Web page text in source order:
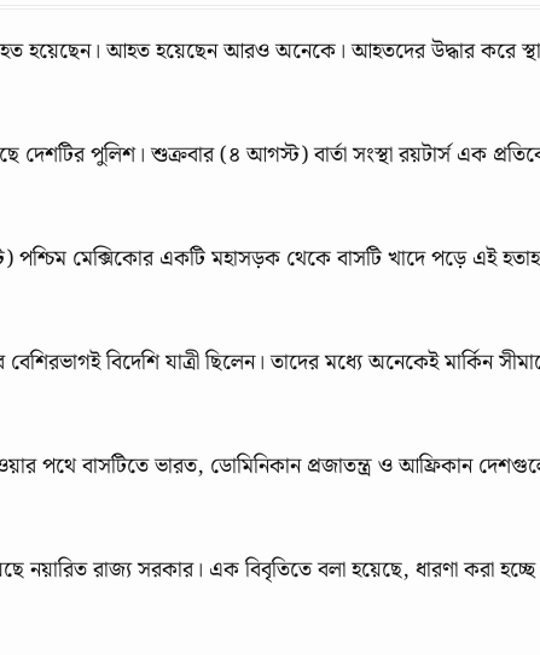
হয়েছেন। আহত হয়েছেন আরও অনেকে। আহতদের উদ্ধার করে
পুলিশ। শুক্রবার (৪ আগস্ট) বার্তা সংস্থা রয়টার্স এক
মেক্সিকোর একটি মহাসড়ক থেকে বাসটি খাদে পড়ে এই
বিদেশি যাত্রী ছিলেন। তাদের মধ্যে অনেকেই মার্কিন
পথে বাসটিতে ভারত, ডোমিনিকান প্রজাতন্ত্র ও আফ্রিকান
রাজ্য সরকার। এক বিবৃতিতে বলা হয়েছে, ধারণা করা হচ্ছে